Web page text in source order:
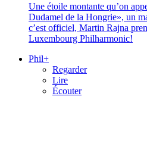
Une étoile montante qu’on
Dudamel de la Hongrie», un
c’est officiel, Martin Rajna
Luxembourg Philharmonic!
Phil+
Regarder
Lire
Écouter